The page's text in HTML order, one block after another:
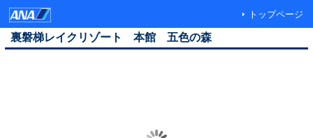
トップページ
裏磐梯レイクリゾート 本館 五色の森